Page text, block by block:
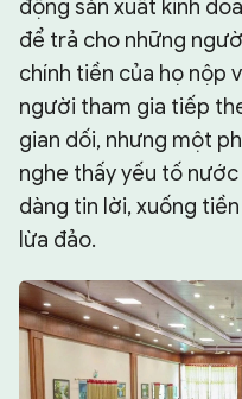
động sản xuất kinh
để trả cho những
chính tiền của họ nộp
người tham gia tiếp
gian dối, nhưng một
nghe thấy yếu tố
dàng tin lời, xuống
lừa đảo.